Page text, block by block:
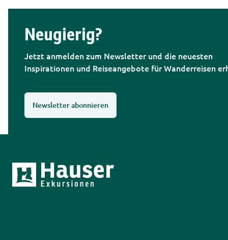
Neugierig?
Jetzt anmelden zum Newsletter und die neuesten
Inspirationen und Reiseangebote für Wanderreisen
Newsletter abonnieren